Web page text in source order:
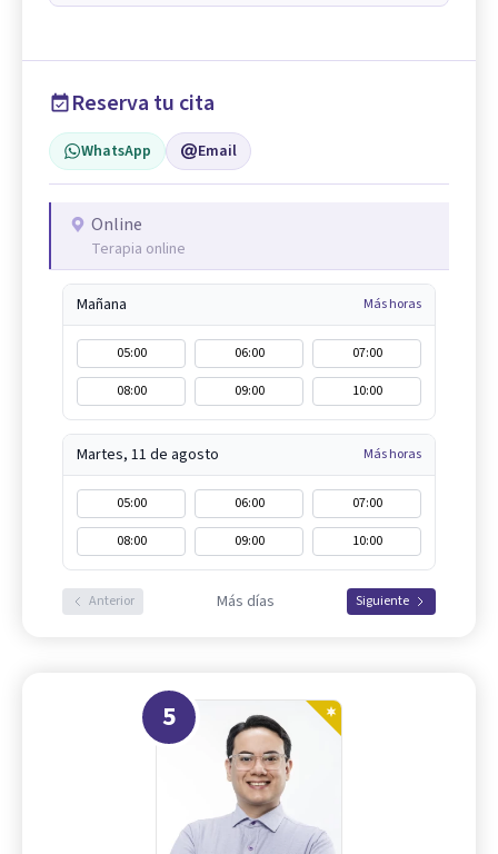
Reserva tu cita
WhatsApp Email
Online
Terapia online
Mañana Más horas
05:00 06:00
07:00
08:00
09:00 10:00
Martes, 11 de agosto Más horas
05:00 06:00
07:00
08:00
09:00 10:00
Anterior Más días Siguiente
5